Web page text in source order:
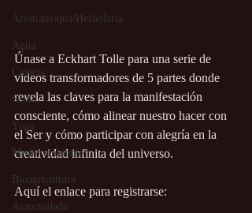
Aromaterapia/Herbolaria
Agua
Ciencia
Salud
Yoga
Medio ambiente
Bioagricultura
Autocuidado
Únase a Eckhart Tolle para una serie de
videos transformadores de 5 partes donde
revela las claves para la manifestación
consciente, cómo alinear nuestro hacer con
el Ser y cómo participar con alegría en la
creatividad infinita del universo.
Aquí el enlace para registrarse: